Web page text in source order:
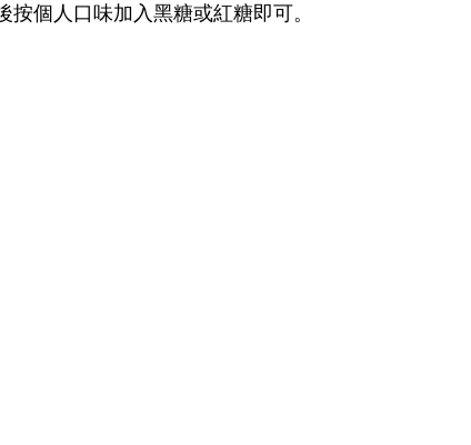
個人口味加入黑糖或紅糖即可。